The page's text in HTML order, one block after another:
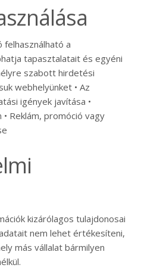
a
tapasztalatait és egyéni
szabott hirdetési
webhelyünket • Az
igények javítása •
Reklám, promóció vagy
kizárólagos tulajdonosai
nem lehet értékesíteni,
más vállalat bármilyen